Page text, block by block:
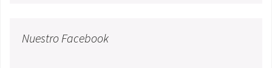
Nuestro Facebook